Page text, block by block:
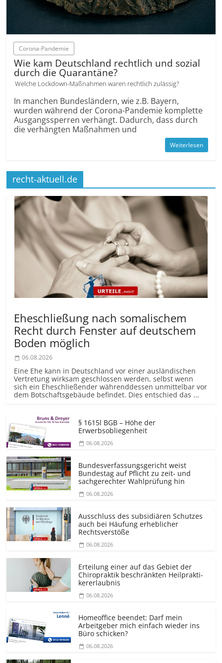
Corona-Pandemie
Wie kam Deutschland rechtlich und sozial
durch die Quarantäne?
Welche Lockdown-Maßnahmen waren rechtlich zulässig?
In manchen Bundesländern, wie z.B. Bayern,
wurden während der Corona-Pandemie komplette
Ausgangssperren verhängt. Dadurch, dass durch
die verhängten Maßnahmen und
Weiterlesen
recht-aktuell.de
Eheschließung nach somalischem
Recht durch Fenster auf deutschem
Boden möglich
06.08.2026
Eine Ehe kann in Deutschland vor einer ausländischen
Vertretung wirksam geschlossen werden, selbst wenn
sich ein Eheschließender währenddessen unmittelbar vor
dem Botschaftsgebäude befindet. Dies entschied das ...
§ 1615l BGB – Höhe der
Erwerbsobliegenheit
06.08.2026
Bundesver­fassungsgericht weist
Bundestag auf Pflicht zu zeit- und
sachgerechter Wahlprüfung hin
06.08.2026
Ausschluss des subsidiären Schutzes
auch bei Häufung erheblicher
Rechtsverstöße
06.08.2026
Erteilung einer auf das Gebiet der
Chiropraktik beschränkten Heilprakti­
kererlaubnis
06.08.2026
Homeoffice beendet: Darf mein
Arbeitgeber mich einfach wieder ins
Büro schicken?
06.08.2026